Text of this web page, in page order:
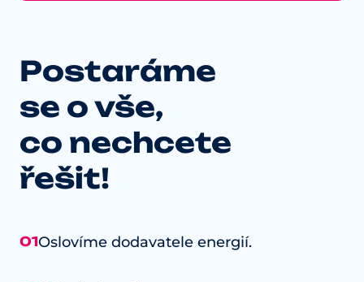
Postaráme
se o vše,
co nechcete
řešit!
01Oslovíme dodavatele energií.